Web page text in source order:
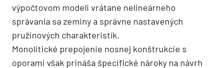
výpočtovom modeli vrátane nelineárneho
správania sa zeminy a správne nastavených
pružinových charakteristík.
Monolitické prepojenie nosnej konštrukcie s
oporami však prináša špecifické nároky na návrh